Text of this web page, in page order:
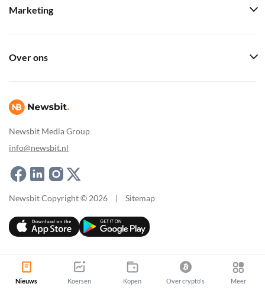
Newsbit Media Group
info@newsbit.nl
Marketing
Over ons
Newsbit Copyright © 2026 | Sitemap
Nieuws Koersen Kopen Over crypto's Meer